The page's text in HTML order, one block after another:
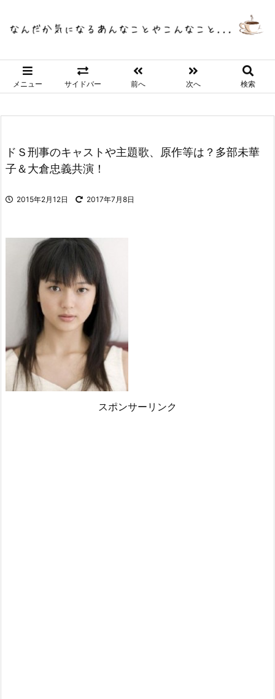
メニュー サイドバー 前へ 次へ 検索
ドＳ刑事のキャストや主題歌、原作等は？多部未華
子＆大倉忠義共演！
2015年2月12日 2017年7月8日
スポンサーリンク